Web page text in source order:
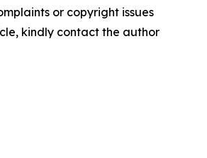
or copyright issues
kindly contact the author